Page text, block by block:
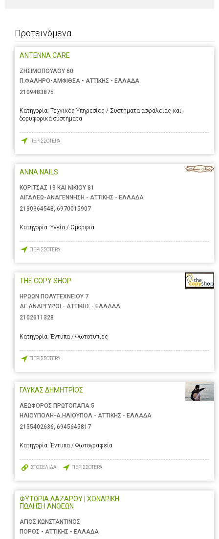
Προτεινόμενα
ANTENNA CARE
ΖΗΣΙΜΟΠΟΥΛΟΥ 60
Π.ΦΑΛΗΡΟ-ΑΜΦΙΘΕΑ - ΑΤΤΙΚΗΣ - ΕΛΛΑΔΑ
2109483875
Κατηγορία: Τεχνικές Υπηρεσίες / Συστήματα ασφαλείας και
δορυφορικά συστήματα
ΠΕΡΙΣΣΟΤΕΡΑ
ANNA NAILS
ΚΟΡΙΤΣΑΣ 13 ΚΑΙ ΝΙΚΙΟΥ 81
ΑΙΓΑΛΕΩ-ΑΝΑΓΕΝΝΗΣΗ - ΑΤΤΙΚΗΣ - ΕΛΛΑΔΑ
2130364548, 6970015907
Κατηγορία: Υγεία / Ομορφιά
ΠΕΡΙΣΣΟΤΕΡΑ
THE COPY SHOP
ΗΡΩΩΝ ΠΟΛΥΤΕΧΝΕΙΟΥ 7
ΑΓ.ΑΝΑΡΓΥΡΟΙ - ΑΤΤΙΚΗΣ - ΕΛΛΑΔΑ
2102611328
Κατηγορία: Έντυπα / Φωτοτυπίες
ΠΕΡΙΣΣΟΤΕΡΑ
ΓΛΥΚΑΣ ΔΗΜΗΤΡΙΟΣ
ΛΕΩΦΟΡΟΣ ΠΡΩΤΟΠΑΠΑ 5
ΗΛΙΟΥΠΟΛΗ-Α.ΗΛΙΟΥΠΟΛ - ΑΤΤΙΚΗΣ - ΕΛΛΑΔΑ
2155402636 6945645817
Κατηγορία: Έντυπα / Φωτογραφεία
ΙΣΤΟΣΕΛΙΔΑ ΠΕΡΙΣΣΟΤΕΡΑ
ΦΥΤΩΡΙΑ ΛΑΖΑΡΟΥ | ΧΟΝΔΡΙΚΗ
ΠΩΛΗΣΗ ΑΝΘΕΩΝ
ΑΓΙΟΣ ΚΩΝΣΤΑΝΤΙΝΟΣ
ΠΟΡΟΣ - ΑΤΤΙΚΗΣ - ΕΛΛΑΔΑ